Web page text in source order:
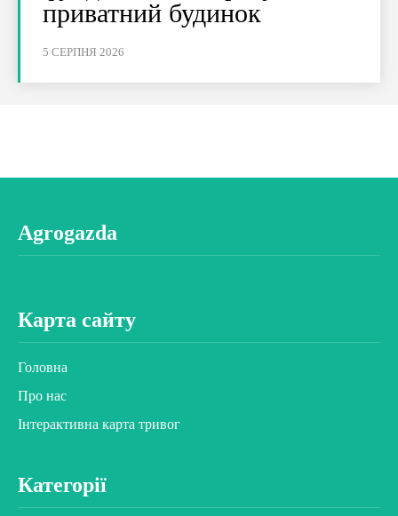
приватний будинок
5 СЕРПНЯ 2026
Agrogazda
Карта сайту
Головна
Про нас
Інтерактивна карта тривог
Категорії